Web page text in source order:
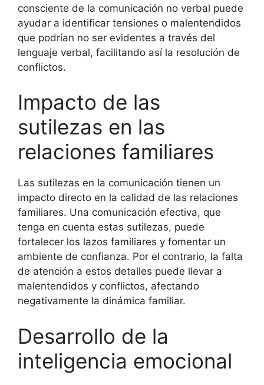
consciente de la comunicación no verbal puede
ayudar a identificar tensiones o malentendidos
que podrían no ser evidentes a través del
lenguaje verbal, facilitando así la resolución de
conflictos.
Impacto de las
sutilezas en las
relaciones familiares
Las sutilezas en la comunicación tienen un
impacto directo en la calidad de las relaciones
familiares. Una comunicación efectiva, que
tenga en cuenta estas sutilezas, puede
fortalecer los lazos familiares y fomentar un
ambiente de confianza. Por el contrario, la falta
de atención a estos detalles puede llevar a
malentendidos y conflictos, afectando
negativamente la dinámica familiar.
Desarrollo de la
inteligencia emocional